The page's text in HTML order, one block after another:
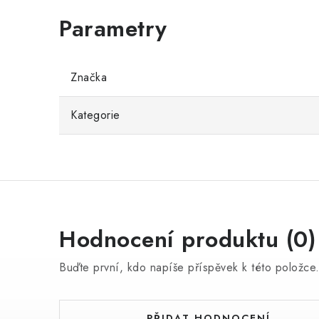
Značka
Kategorie
Hodnocení produktu (0)
Buďte první, kdo napíše příspěvek k této položce.